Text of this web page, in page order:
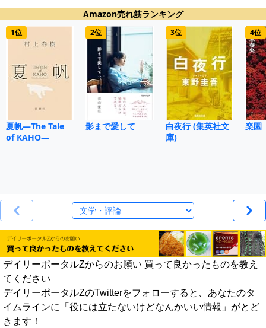
Amazon売れ筋ランキング
1位
夏帆―The Tale
of KAHO―
2位
影まで愛して
3位
白夜行 (集英社文
庫)
4位
楽園
デイリーポータルZからのお願い 買って良かったものを教え
てください
デイリーポータルZのTwitterをフォローすると、あなたのタ
イムラインに「役には立たないけどなんかいい情報」がとど
きます！